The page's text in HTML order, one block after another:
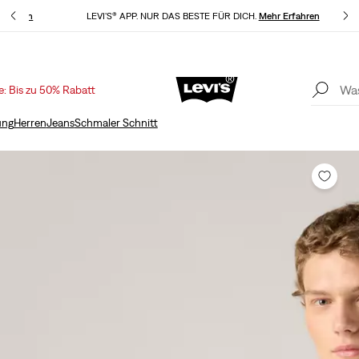
LEVI'S® APP. NUR DAS BESTE FÜR DICH. Mehr Erfahren
Bis zu 50% Rabatt
KLARNA: JETZT KAUFEN & SPÄTER BEZAHLEN!
HerrenJeansSchmaler Schnitt